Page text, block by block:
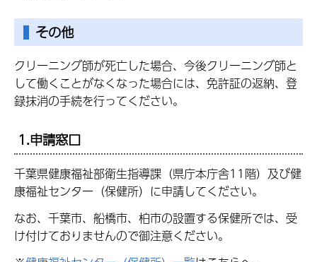
その他
クリーニング師が死亡した場合、今後クリーニング師と
して働くことがなくなった場合には、免許証の返納、登
録抹消の手続を行ってください。
1.申請窓口
千葉県健康福祉部衛生指導課（県庁本庁舎11階）及び健
康福祉センター（保健所）に申請してください。
なお、千葉市、船橋市、柏市の設置する保健所では、受
け付けておりませんので御注意ください。